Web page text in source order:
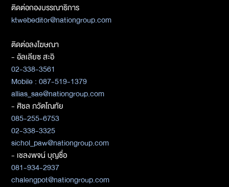
ติดต่อกองบรรณาธิการ
ktwebeditor@nationgroup.com
ติดต่อลงโฆษณา
- อัลเลียซ สะอิ
02-338-3561
Mobile : 087-519-1379
allias_sae@nationgroup.com
- ศิชล ภวัตโณทัย
085-255-6753
02-338-3325
sichol_paw@nationgroup.com
- เชลงพจน์ บุญซื่อ
081-934-2937
chalengpot@nationgroup.com